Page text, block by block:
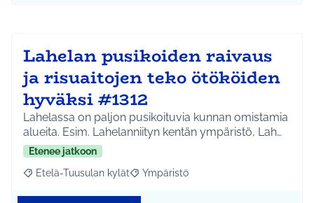
Lahelan pusikoiden raivaus
ja risuaitojen teko ötököiden
hyväksi #1312
Lahelassa on paljon pusikoituvia kunnan omistamia
alueita. Esim. Lahelanniityn kentän ympäristö, Lah…
Etenee jatkoon
Rajaa tulokset aihepiirin mukaan: Etelä-Tuusulan kylät
Etelä-Tuusulan kylät Rajaa tulokset teeman mukaan:
Ympäristö